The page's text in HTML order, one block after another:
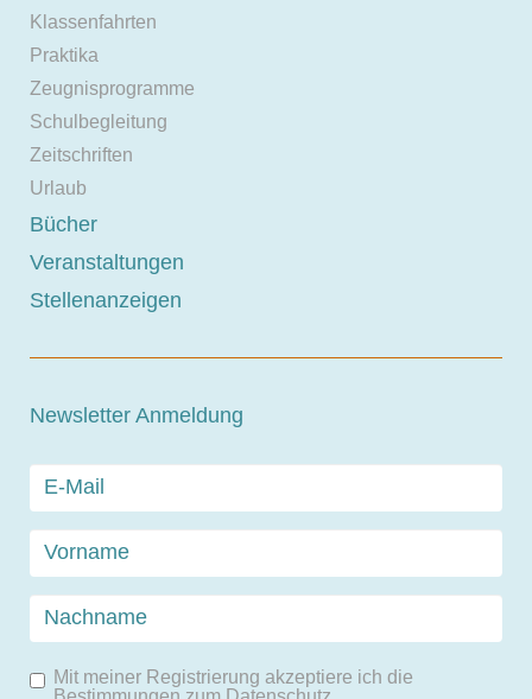
Klassenfahrten
Praktika
Zeugnisprogramme
Schulbegleitung
Zeitschriften
Urlaub
Bücher
Veranstaltungen
Stellenanzeigen
Newsletter Anmeldung
Mit meiner Registrierung akzeptiere ich die